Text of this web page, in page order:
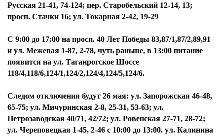
Русская 21-41, 74-124; пер. Старобельский 12-14, 13;
просп. Стачки 16; ул. Токарная 2-42, 19-29
С 9:00 до 17:00 на просп. 40 Лет Победы 83,87/1,87/2,89,91
и ул. Межевая 1-87, 2-78, чуть раньше, в 13:00 питание
появится на ул. Таганрогское Шоссе
118/4,118/6,124/1,124/2,124/4,124/5,124/6.
Следом отключения будут 26 мая: ул. Запорожская 46-48,
65-75; ул. Мичуринская 2-8, 25-31, 53-63; ул.
Петрозаводская 40/71, 42/72; ул. Ровенская 27-71, 28-72;
ул. Череповецкая 1-45, 2-46 с 10:00 до 13:00. ул. Калинина